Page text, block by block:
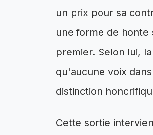
un prix pour sa
une forme de
premier. Selon lui,
qu'aucune voix
distinction
Cette sortie